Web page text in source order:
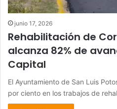
junio 17, 2026
Rehabilitación de
alcanza 82% de
Capital
El Ayuntamiento de San Luis
por ciento en los trabajos de